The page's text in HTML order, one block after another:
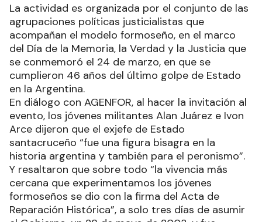
La actividad es organizada por el conjunto de las
agrupaciones políticas justicialistas que
acompañan el modelo formoseño, en el marco
del Día de la Memoria, la Verdad y la Justicia que
se conmemoró el 24 de marzo, en que se
cumplieron 46 años del último golpe de Estado
en la Argentina.
En diálogo con AGENFOR, al hacer la invitación al
evento, los jóvenes militantes Alan Juárez e Ivon
Arce dijeron que el exjefe de Estado
santacruceño “fue una figura bisagra en la
historia argentina y también para el peronismo”.
Y resaltaron que sobre todo “la vivencia más
cercana que experimentamos los jóvenes
formoseños se dio con la firma del Acta de
Reparación Histórica”, a solo tres días de asumir